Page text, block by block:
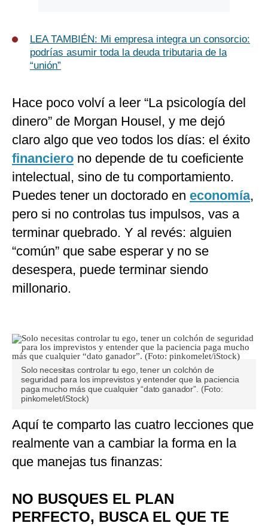
LEA TAMBIÉN: Mi empresa integra un consorcio:
podrías asumir toda la deuda tributaria de la
“unión”
Hace poco volví a leer “La psicología del
dinero” de Morgan Housel, y me dejó
claro algo que veo todos los días: el éxito
financiero no depende de tu coeficiente
intelectual, sino de tu comportamiento.
Puedes tener un doctorado en economía,
pero si no controlas tus impulsos, vas a
terminar quebrado. Y al revés: alguien
“común” que sabe esperar y no se
desespera, puede terminar siendo
millonario.
Solo necesitas controlar tu ego, tener un colchón de
seguridad para los imprevistos y entender que la paciencia
paga mucho más que cualquier “dato ganador”. (Foto:
pinkomelet/iStock)
Aquí te comparto las cuatro lecciones que
realmente van a cambiar la forma en la
que manejas tus finanzas:
NO BUSQUES EL PLAN
PERFECTO, BUSCA EL QUE TE